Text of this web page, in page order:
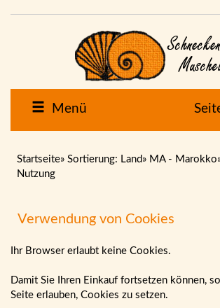
Menü
Startseite» Sortierung: Land» MA - Marokko
Nutzung
Verwendung von Cookies
Ihr Browser erlaubt keine Cookies.
Damit Sie Ihren Einkauf fortsetzen können,
Seite erlauben, Cookies zu setzen.